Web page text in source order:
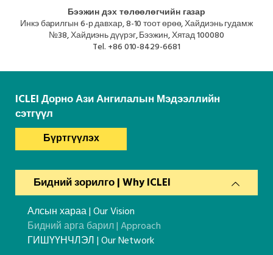
Бээжин дэх төлөөлөгчийн газар
Инкэ барилгын 6-р давхар, 8-10 тоот өрөө, Хайдиэнь гудамж
№38, Хайдиэнь дүүрэг, Бээжин, Хятад 100080
Tel. +86 010-8429-6681
ICLEI Дорно Ази Ангилалын Мэдээллийн
сэтгүүл
Бүртгүүлэх
Бидний зорилго | Why ICLEI
Алсын хараа | Our Vision
Бидний арга барил | Approach
ГИШҮҮНЧЛЭЛ | Our Network